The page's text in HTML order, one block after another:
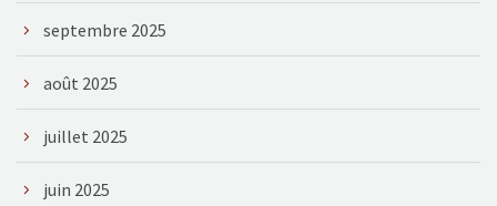
septembre 2025
août 2025
juillet 2025
juin 2025